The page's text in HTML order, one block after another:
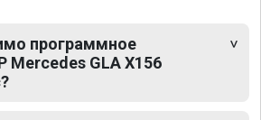
программное
Mercedes GLA X156